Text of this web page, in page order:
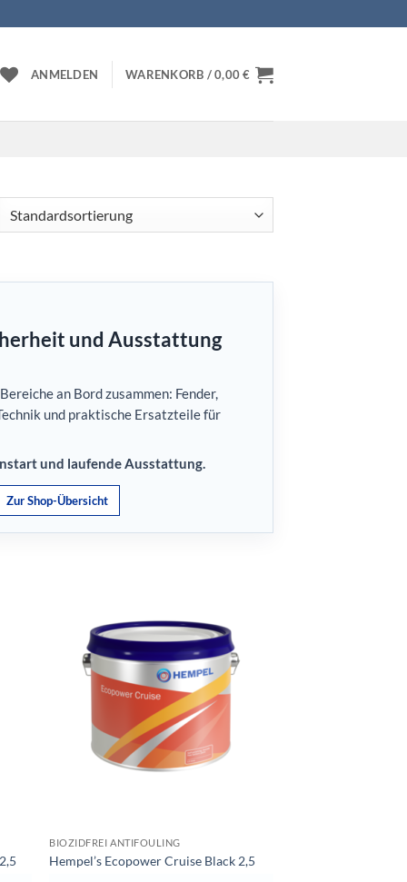
ANMELDEN WARENKORB /0,00€
und Ausstattung
an Bord zusammen: Fender,
und praktische Ersatzteile für
und laufende Ausstattung.
Zur Shop-Übersicht
BIOZIDFREI ANTIFOULING
Hempel’s Ecopower Cruise Black 2,5